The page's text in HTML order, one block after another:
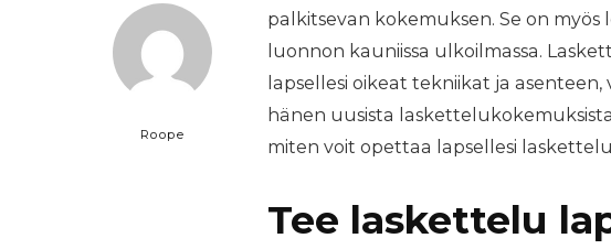
Roope
palkitsevan kokemuksen. Se on myös
luonnon kauniissa ulkoilmassa.
lapsellesi oikeat tekniikat ja
hänen uusista
miten voit opettaa lapsellesi
Tee laskettelu